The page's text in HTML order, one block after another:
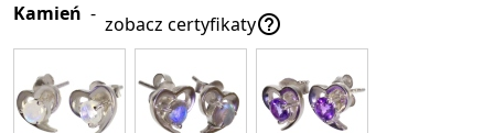
Kamień - zobacz certyfikaty